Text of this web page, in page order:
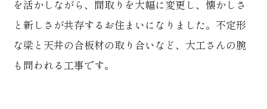
を活かしながら、間取りを大幅に変更し、懐かしさ
と新しさが共存するお住まいになりました。不定形
な梁と天井の合板材の取り合いなど、大工さんの腕
も問われる工事です。